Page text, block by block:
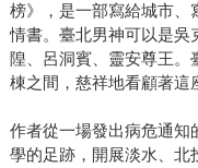
榜》，是一部寫給城市、
情書。臺北男神可以是吳
隍、呂洞賓、靈安尊王
棟之間，慈祥地看顧著這
作者從一場發出病危通知
學的足跡，開展淡水、北